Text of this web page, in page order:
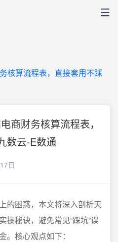
核算流程表，直接套用不踩
商财务核算流程表，
数云-E数通
日
的困惑，本文将深入剖析天
操秘诀，避免常见“踩坑”误
。核心观点如下：